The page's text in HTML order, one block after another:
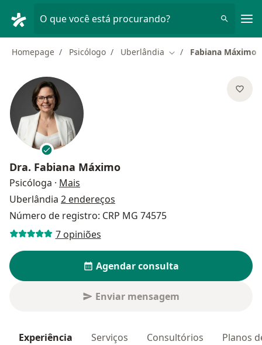
O que você está procurando?
Homepage Psicólogo Uberlândia Mudar de cidade
Fabiana Máximo
Dra. Fabiana Máximo
Psicóloga · Mais
Uberlândia 2 endereços
Número de registro: CRP MG 74575
7 opiniões
Agendar consulta
Enviar mensagem
Experiência Serviços Consultórios Planos